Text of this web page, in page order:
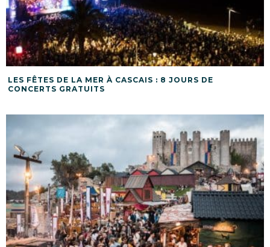
LES FÊTES DE LA MER À CASCAIS : 8 JOURS DE
CONCERTS GRATUITS